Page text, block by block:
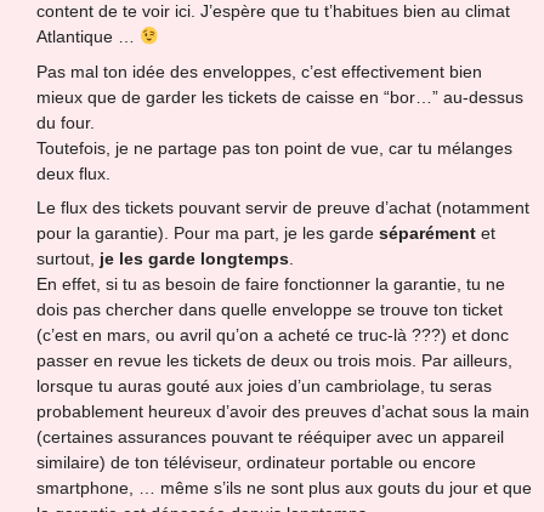
content de te voir ici. J’espère que tu t’habitues bien au climat
Atlantique …
Pas mal ton idée des enveloppes, c’est effectivement bien
mieux que de garder les tickets de caisse en “bor…” au-dessus
du four.
Toutefois, je ne partage pas ton point de vue, car tu mélanges
deux flux.
Le flux des tickets pouvant servir de preuve d’achat (notamment
pour la garantie). Pour ma part, je les garde séparément et
surtout, je les garde longtemps
En effet, si tu as besoin de faire fonctionner la garantie, tu ne
dois pas chercher dans quelle enveloppe se trouve ton ticket
(c’est en mars, ou avril qu’on a acheté ce truc-là ???) et donc
passer en revue les tickets de deux ou trois mois. Par ailleurs,
lorsque tu auras gouté aux joies d’un cambriolage, tu seras
probablement heureux d’avoir des preuves d’achat sous la main
(certaines assurances pouvant te rééquiper avec un appareil
similaire) de ton téléviseur, ordinateur portable ou encore
smartphone, … même s’ils ne sont plus aux gouts du jour et que